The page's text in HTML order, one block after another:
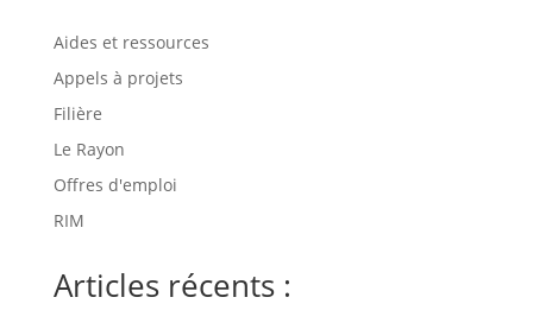
Aides et ressources
Appels à projets
Filière
Le Rayon
Offres d'emploi
RIM
Articles récents :